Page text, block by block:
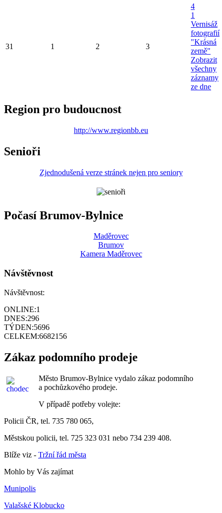
31 1 2 3
4
1
Vernisáž
fotografií
"Krásná
země"
Zobrazit
všechny
záznamy
ze dne
Region pro budoucnost
http://www.regionbb.eu
Senioři
Zjednodušená verze stránek nejen pro seniory
Počasí Brumov-Bylnice
Maděrovec
Brumov
Kamera Maděrovec
Návštěvnost
Návštěvnost:
ONLINE:1
DNES:296
TÝDEN:5696
CELKEM:6682156
Zákaz podomního prodeje
Město Brumov-Bylnice vydalo zákaz podomního
a pochůzkového prodeje.
V případě potřeby volejte:
Policii ČR, tel. 735 780 065,
Městskou policii, tel. 725 323 031 nebo 734 239 408.
Blíže viz - Tržní řád města
Mohlo by Vás zajímat
Munipolis
Valašské Klobucko